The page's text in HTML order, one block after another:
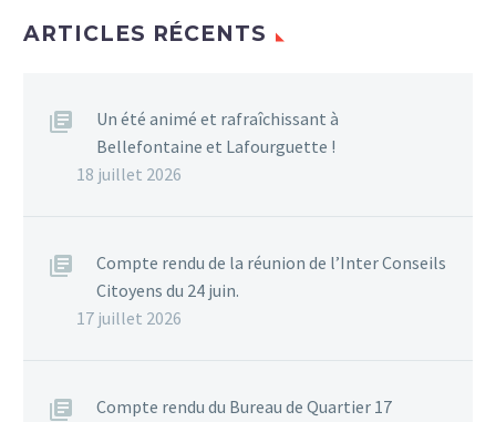
ARTICLES RÉCENTS
Un été animé et rafraîchissant à
Bellefontaine et Lafourguette !
18 juillet 2026
Compte rendu de la réunion de l’Inter Conseils
Citoyens du 24 juin.
17 juillet 2026
Compte rendu du Bureau de Quartier 17